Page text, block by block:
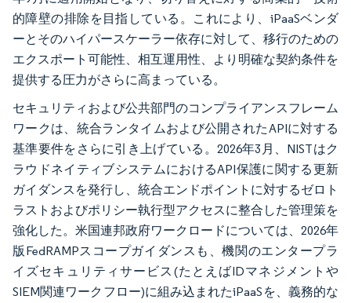
的障壁の排除を目指している。これにより、iPaaSベンダ
ーとそのハイパースケーラー依存に対して、移行のための
エクスポート可能性、相互運用性、より明確な契約条件を
提供する圧力がさらに高まっている。
セキュリティおよび公共部門のコンプライアンスフレーム
ワークは、統合ランタイムおよび公開されたAPIに対する
基準要件をさらに引き上げている。2026年3月、NISTはク
ラウドネイティブシステムにおけるAPI保護に関する更新
ガイダンスを発行し、統合エンドポイントに対するゼロト
ラストおよびポリシー執行型アクセスに整合した管理策を
強化した。米国連邦政府ワークロードについては、2026年
版FedRAMPスコープガイダンスも、機関のエンタープラ
イズセキュリティサービス(たとえばIDマネジメントや
SIEM関連ワークフロー)に組み込まれたiPaaSを、義務的な